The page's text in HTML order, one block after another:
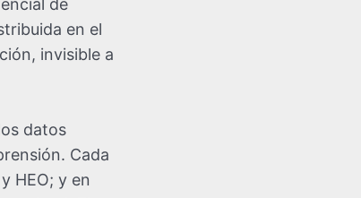
de
en el
invisible a
datos
Cada
HEO; y en